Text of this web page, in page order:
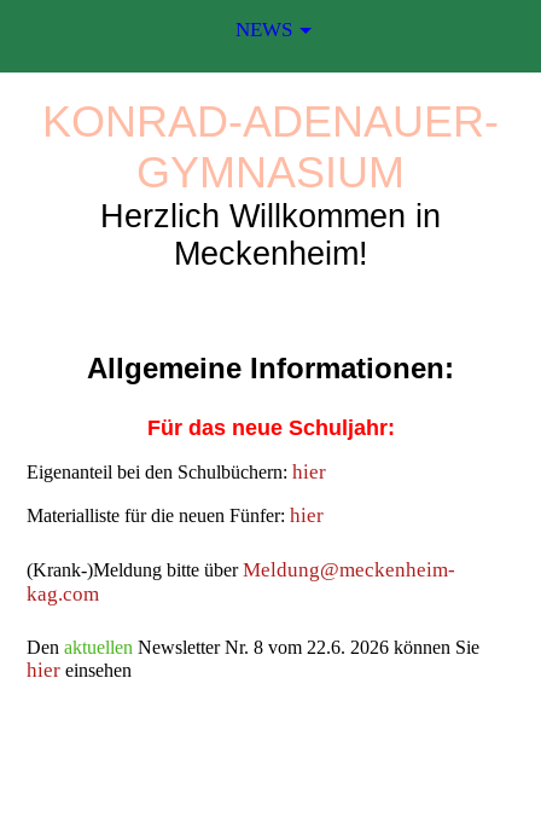
KONRAD-ADENAUER-
GYMNASIUM
Herzlich Willkommen in
Meckenheim!
Allgemeine Informationen:
Für das neue Schuljahr:
Eigenanteil bei den Schulbüchern:hier
Materialliste für die neuen Fünfer:hier
(Krank-)Meldung bitte überMeldung@meckenheim-
kag.com
Denaktuellen Newsletter Nr. 8 vom 22.6. 2026 können Sie
hier einsehen
NEWS